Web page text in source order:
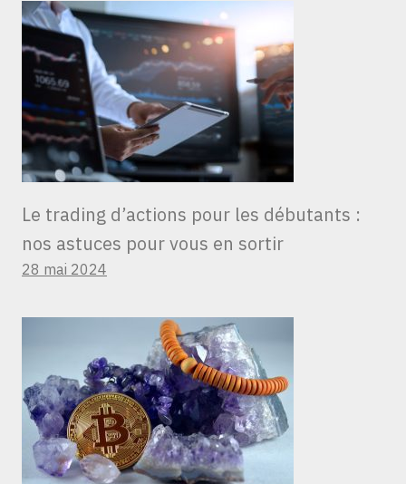
Le trading d’actions pour les débutants :
nos astuces pour vous en sortir
28 mai 2024